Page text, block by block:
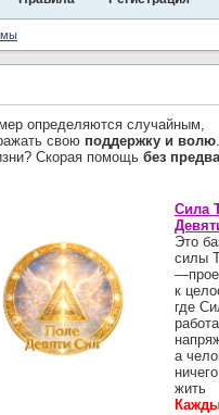
определяются случайным,
свою поддержку и волю
Скорая помощь без
Сила
Это
силы
к
где
а
жить